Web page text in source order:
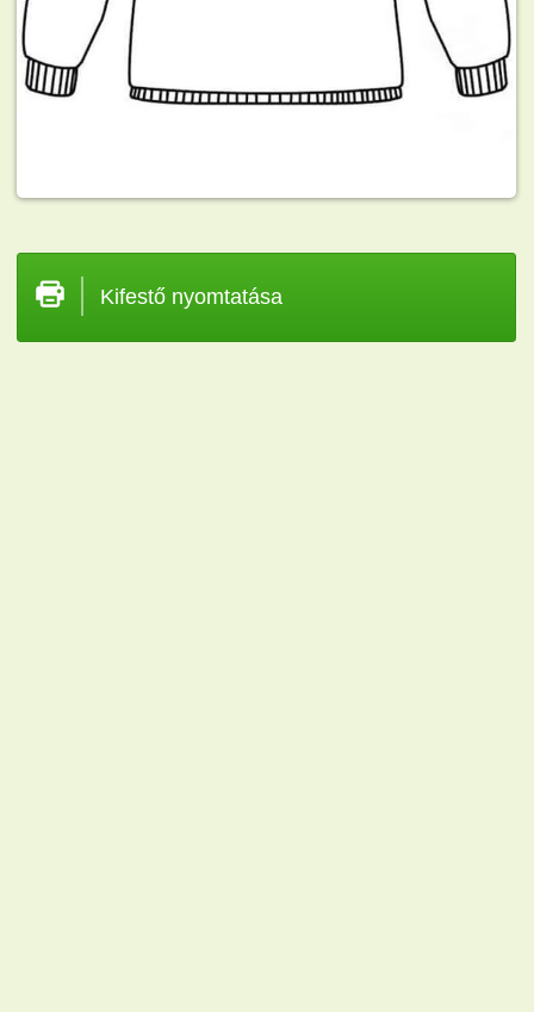
Kifestő nyomtatása